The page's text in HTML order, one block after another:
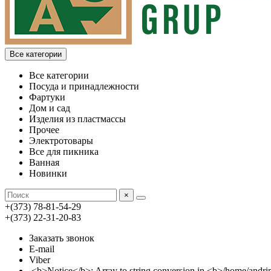
Все категории
Все категории
Посуда и принадлежности
Фартуки
Дом и сад
Изделия из пластмассы
Прочее
Электротовары
Все для пикника
Ванная
Новинки
×
+(373) 78-81-54-29
+(373) 22-31-20-83
Заказать звонок
E-mail
Viber